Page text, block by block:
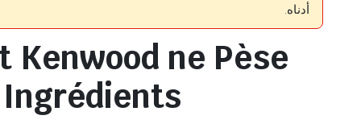
أدناه.
Kenwood ne Pèse